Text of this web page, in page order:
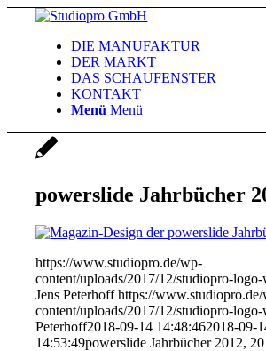
DIE MANUFAKTUR
DER MARKT
DAS SCHAUFENSTER
KONTAKT
Menü Menü
powerslide Jahrbücher
https://www.studiopro.de/wp-
content/uploads/2017/12/studiopro-
Jens Peterhoff https://
content/uploads/2017/12/studiopro-
Peterhoff2018-09-14 14:48:462018-09-
14:53:49powerslide Jahrbücher 2012,